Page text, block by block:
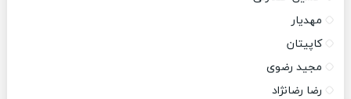
مهدیار
کاپیتان
مجید رضوی
رضا رضانژاد